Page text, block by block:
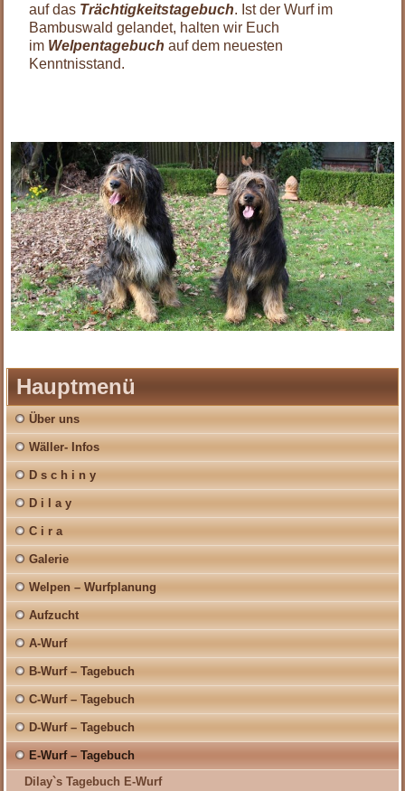
auf das Trächtigkeitstagebuch. Ist der Wurf im
Bambuswald gelandet, halten wir Euch
im Welpentagebuch auf dem neuesten
Kenntnisstand.
Hauptmenü
Über uns
Wäller- Infos
D s c h i n y
D i l a y
C i r a
Galerie
Welpen – Wurfplanung
Aufzucht
A-Wurf
B-Wurf – Tagebuch
C-Wurf – Tagebuch
D-Wurf – Tagebuch
E-Wurf – Tagebuch
Dilay`s Tagebuch E-Wurf